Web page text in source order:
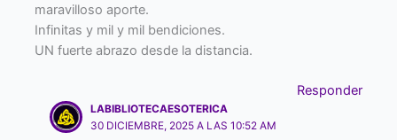
maravilloso aporte.
Infinitas y mil y mil bendiciones.
UN fuerte abrazo desde la distancia.
Responder
LABIBLIOTECAESOTERICA
30 DICIEMBRE, 2025 A LAS 10:52 AM